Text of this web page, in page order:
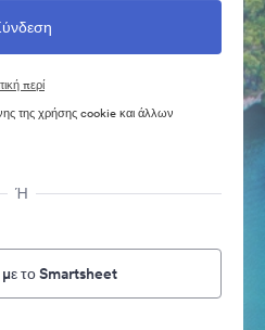
περί
της χρήσης cookie και άλλων
Ή
με το Smartsheet